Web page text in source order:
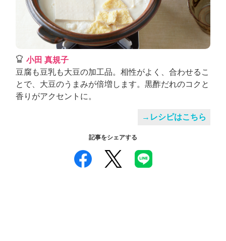
小田 真規子
豆腐も豆乳も大豆の加工品。相性がよく、合わせるこ
とで、大豆のうまみが倍増します。黒酢だれのコクと
香りがアクセントに。
→レシピはこちら
記事をシェアする